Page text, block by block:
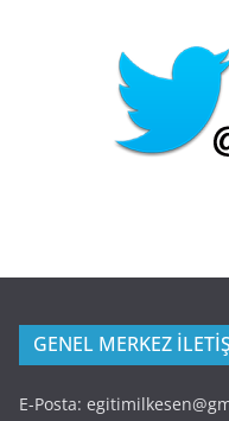
GENEL MERKEZ
E-Posta: